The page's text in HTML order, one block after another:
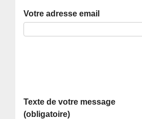
Votre adresse email
Texte de votre message
(obligatoire)